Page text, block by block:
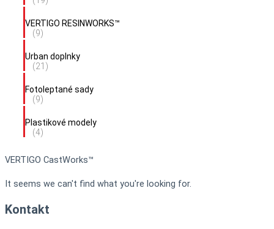
VERTIGO RESINWORKS™
(9)
Urban doplnky
(21)
Fotoleptané sady
(9)
Plastikové modely
(4)
VERTIGO CastWorks™
It seems we can't find what you're looking for.
Kontakt